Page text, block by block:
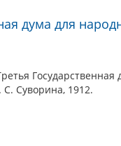
дума для
Государственная
Суворина, 1912.